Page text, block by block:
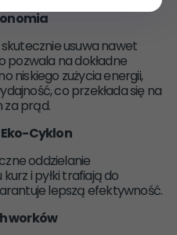
usuwa nawet
pozwala na dokładne
niskiego zużycia energii,
co przekłada się na
za prąd.
Cyklon
oddzielanie
i pyłki trafiają do
lepszą efektywność.
worków